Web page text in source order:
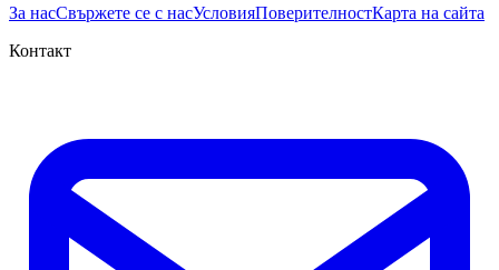
За насСвържете се с насУсловияПоверителностКарта на сайта
Контакт